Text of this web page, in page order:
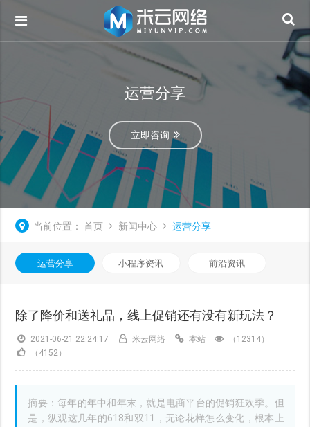
运营分享
立即咨询
当前位置： 首页 新闻中心 运营分享
运营分享 小程序资讯 前沿资讯
除了降价和送礼品，线上促销还有没有新玩法？
2021-06-21 22:24:17 米云网络 本站
（12314）
（4152）
摘要：每年的年中和年末，就是电商平台的促销狂欢季。但
是，纵观这几年的618和双11，无论花样怎么变化，根本上